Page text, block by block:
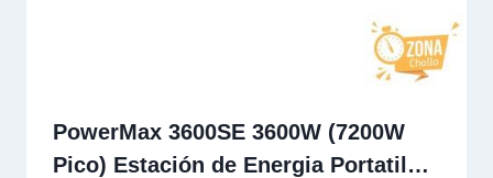
PowerMax 3600SE 3600W (7200W
Pico) Estación de Energia Portatil…